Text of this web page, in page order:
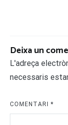
Deixa un
L'adreça
necessaris
COMENTARI *